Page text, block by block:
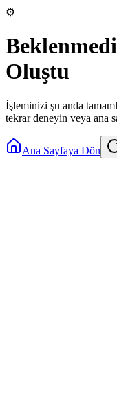
⚙️
Oluştu
İşleminizi şu anda
tekrar deneyin veya ana
Ana Sayfaya Dön